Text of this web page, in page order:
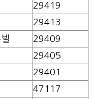
29419
29413
29409
29405
29401
47117